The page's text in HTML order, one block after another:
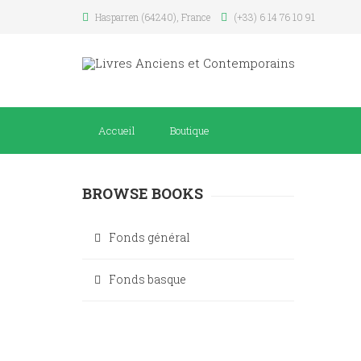
Hasparren (64240), France (+33) 6 14 76 10 91
Accueil Boutique
BROWSE BOOKS
Fonds général
Fonds basque